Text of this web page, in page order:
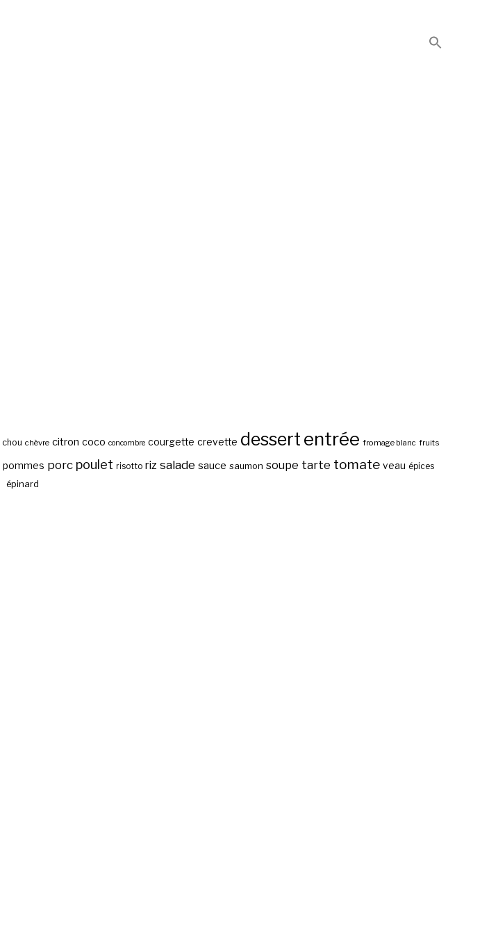
chou chèvre citron coco concombre courgette crevette dessert entrée fromage blanc fruits
pommes porc poulet risotto riz salade sauce saumon soupe tarte tomate veau épices
épinard